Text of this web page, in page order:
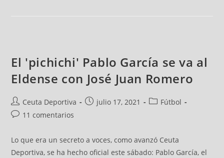
El 'pichichi' Pablo García se va al
Eldense con José Juan Romero
Ceuta Deportiva julio 17, 2021
Fútbol
11 comentarios
Lo que era un secreto a voces, como avanzó Ceuta
Deportiva, se ha hecho oficial este sábado: Pablo García, el